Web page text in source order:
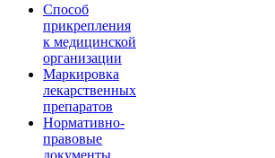
Способ
прикрепления
к медицинской
организации
Маркировка
лекарственных
препаратов
Нормативно-
правовые
документы